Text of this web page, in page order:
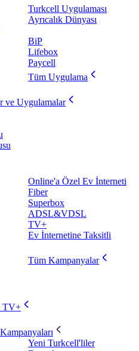
Turkcell Uygulaması
Ayrıcalık Dünyası
BiP
Lifebox
Paycell
Tüm Uygulama
ve Uygulamalar
Online'a Özel Ev İnterneti
Fiber
Superbox
ADSL&VDSL
TV+
Ev İnternetine Taksitli
Tüm Kampanyalar
TV+
Yeni Turkcell'liler